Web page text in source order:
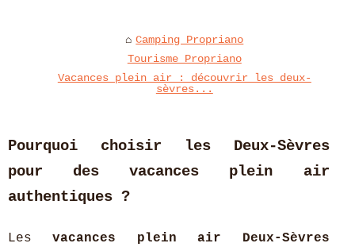
Camping Propriano
Tourisme Propriano
Vacances plein air : découvrir les deux-
sèvres...
Pourquoi choisir les Deux-Sèvres
pour des vacances plein air
authentiques ?
Lesvacances plein air Deux-Sèvres